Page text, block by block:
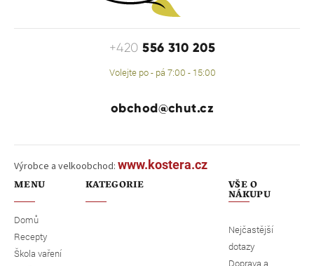
+420556 310 205
Volejte po - pá 7:00 - 15:00
obchod@chut.cz
Výrobce a velkoobchod: www.kostera.cz
MENU
Domů
Recepty
Škola vaření
KATEGORIE VŠE O
NÁKUPU
Nejčastější
dotazy
Doprava a